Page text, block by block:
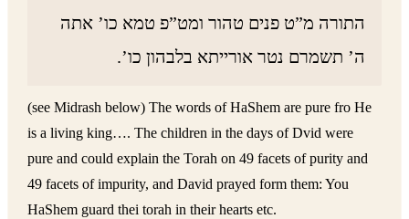
התורה מ”ט פנים טהור ומט”פ טמא כו’ אתה
ה’ תשמרם נטר אורייתא בלבהון כו’.
(see Midrash below) The words of HaShem are pure fro He
is a living king…. The children in the days of Dvid were
pure and could explain the Torah on 49 facets of purity and
49 facets of impurity, and David prayed form them: You
HaShem guard thei torah in their hearts etc.